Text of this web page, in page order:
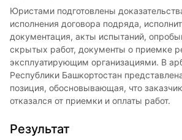
Юристами подготовлены
исполнения договора подряда,
документация, акты испытаний,
скрытых работ, документы о приемке
эксплуатирующим организациями. В
Республики Башкортостан
позиция, обосновывающая, что
отказался от приемки и оплаты работ.
Результат